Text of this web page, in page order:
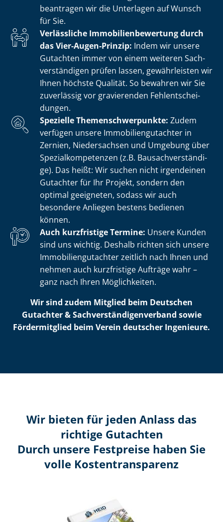
beantragen wir die Unterlagen auf Wunsch
für Sie.
Verlässliche Im­mo­bi­li­en­be­wer­tung durch
das Vier-Augen-Prinzip: Indem wir unsere
Gutachten immer von einem weiteren Sach­
ver­stän­di­gen prüfen lassen, gewährleisten wir
Ihnen höchste Qualität. So bewahren wir Sie
zuverlässig vor gravierenden Fehl­ent­schei­
dun­gen.
Spezielle The­men­schwer­punk­te: Zudem
verfügen unsere Im­mo­bi­li­en­gut­ach­ter in
Zernien, Niedersachsen und Umgebung über
Spe­zi­al­kom­pe­ten­zen (z.B. Bau­sach­ver­stän­di­
ge). Das heißt: Wir suchen nicht irgendeinen
Gutachter für Ihr Projekt, sondern den
optimal geeigneten, sodass wir auch
besondere Anliegen bestens bedienen
können.
Auch kurzfristige Termine: Unsere Kunden
sind uns wichtig. Deshalb richten sich unsere
Im­mo­bi­li­en­gut­ach­ter zeitlich nach Ihnen und
nehmen auch kurzfristige Aufträge wahr –
ganz nach Ihren Möglichkeiten.
Wir sind zudem Mitglied beim Deutschen
Gutachter & Sach­ver­stän­di­gen­ver­band sowie
Fördermitglied beim Verein deutscher Ingenieure.
Wir bieten für jeden Anlass das
richtige Gutachten
Durch unsere Festpreise haben Sie
volle Kosten­transparenz